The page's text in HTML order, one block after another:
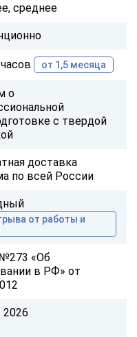
среднее
от 1,5 месяца
о
с твердой
доставка
по всей России
от работы и
«Об
в РФ» от
2026